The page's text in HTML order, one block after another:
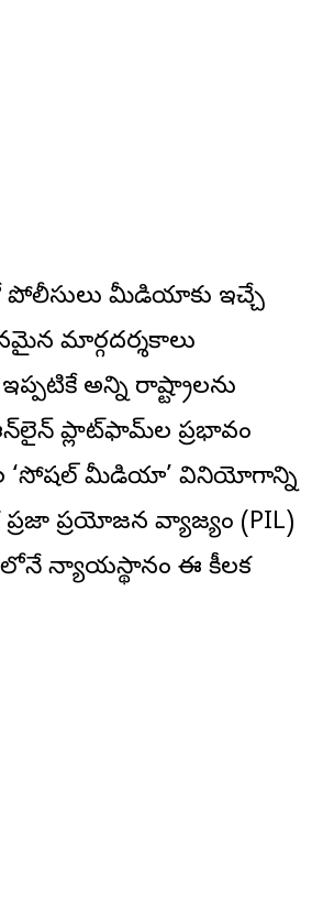
పోలీసులు మీడియాకు ఇచ్చే
మార్గదర్శకాలు
అన్ని రాష్ట్రాలను
ప్లాట్‌ఫామ్‌ల ప్రభావం
‘సోషల్ మీడియా’ వినియోగాన్ని
ప్రయోజన వ్యాజ్యం (PIL)
న్యాయస్థానం ఈ కీలక